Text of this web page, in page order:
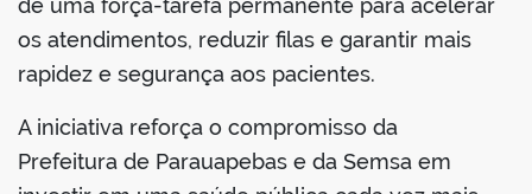
de uma força-tarefa permanente para acelerar
os atendimentos, reduzir filas e garantir mais
rapidez e segurança aos pacientes.
A iniciativa reforça o compromisso da
Prefeitura de Parauapebas e da Semsa em